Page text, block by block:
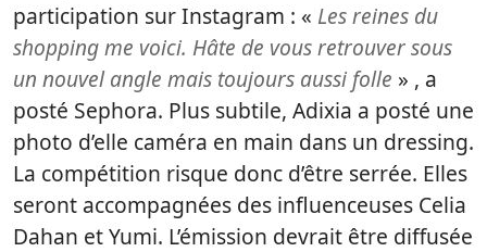
participation sur Instagram : « Les reines du
shopping me voici. Hâte de vous retrouver sous
un nouvel angle mais toujours aussi folle » , a
posté Sephora. Plus subtile, Adixia a posté une
photo d’elle caméra en main dans un dressing.
La compétition risque donc d’être serrée. Elles
seront accompagnées des influenceuses Celia
Dahan et Yumi. L’émission devrait être diffusée